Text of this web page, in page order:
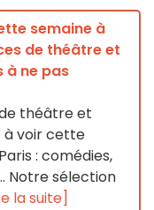
semaine à
de théâtre et
à ne pas
théâtre et
voir cette
: comédies,
Notre sélection
la suite]